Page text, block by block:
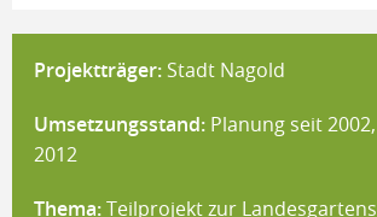
Projektträger: Stadt Nagold
Umsetzungsstand: Planung seit
2012
Thema:Teilprojekt zur